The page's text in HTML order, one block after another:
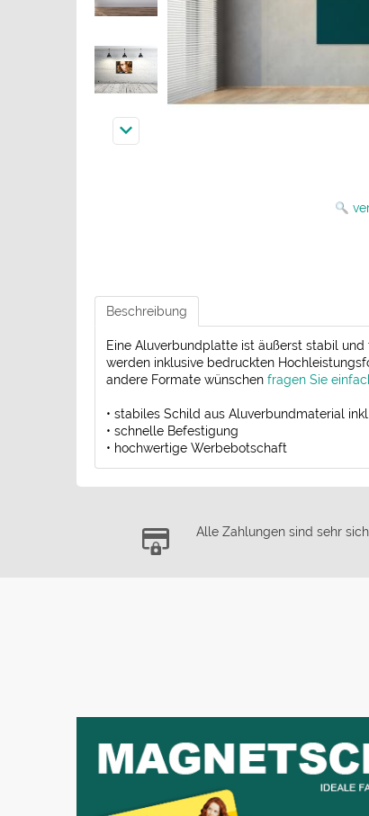
Beschreibung
Eine Aluverbundplatte ist äußerst stabil
werden inklusive bedruckten
andere Formate wünschen fragen Sie
• stabiles Schild aus Aluverbundmaterial
• schnelle Befestigung
• hochwertige Werbebotschaft
Alle Zahlungen sind sehr